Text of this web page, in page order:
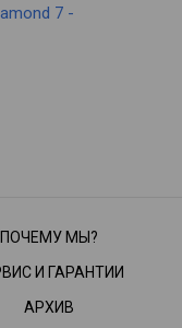
7 -
ПОЧЕМУ МЫ?
И ГАРАНТИИ
АРХИВ